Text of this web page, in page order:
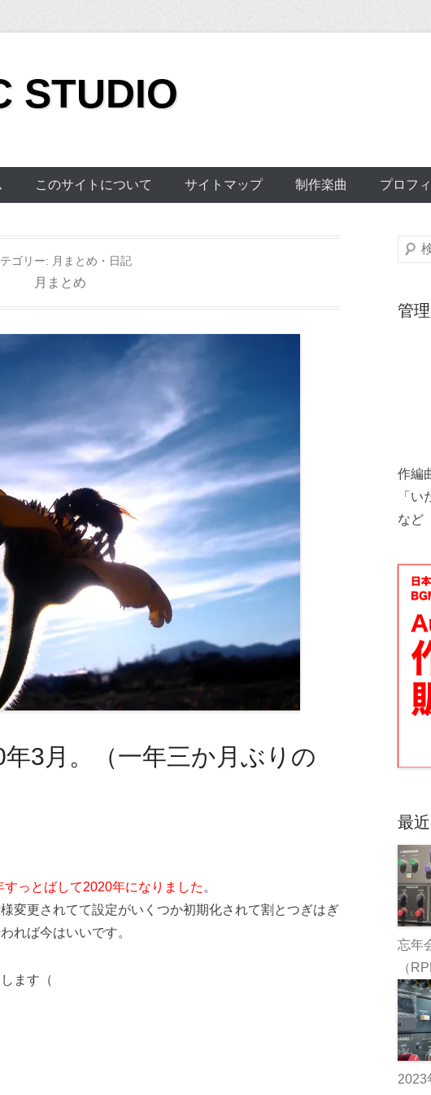
STUDIO
このサイトについて サイトマップ 制作楽曲 プロフ
ゴリー: 月まとめ・日記
月まとめ
年3月。（一年三か月ぶりの
すっとばして2020年になりました 。
変更されてて設定がいくつか初期化されて割とつぎはぎ
れば今はいいです。
ます（
検
管
作編
「
など
最
忘年
（
2023